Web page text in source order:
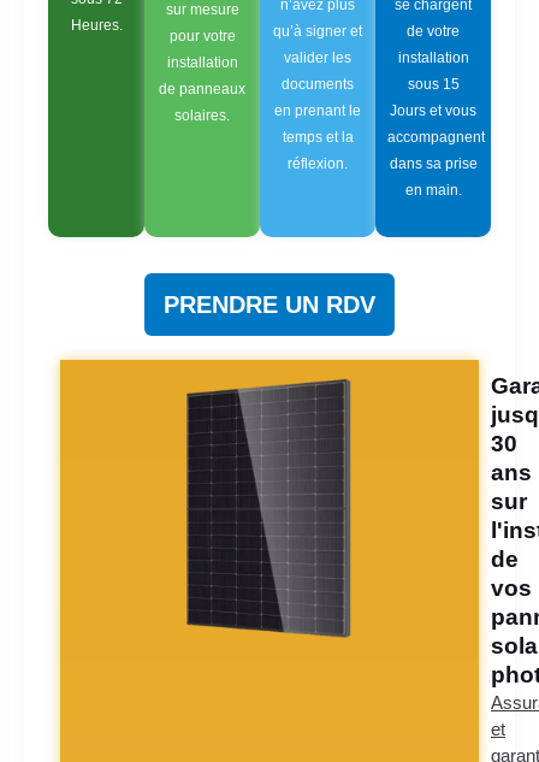
Heures.
sur mesure
pour votre
installation
de panneaux
solaires.
n’avez plus
qu’à signer et
valider les
documents
en prenant le
temps et la
réflexion.
se chargent
de votre
installation
sous 15
Jours et vous
accompagnent
dans sa prise
en main.
PRENDRE UN RDV
30
ans
sur
de
vos
et